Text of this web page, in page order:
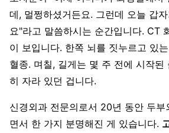
데, 멀쩡하셨거든요. 그런데 오늘 갑
요"라고 말씀하시는 순간입니다. CT
이 보입니다. 한쪽 뇌를 짓누르고 있
혈종. 며칠, 길게는 몇 주 전에 시작된
히 자라 있던 겁니다.
신경외과 전문의로서 20년 동안 두
면서 한 가지 분명해진 게 있습니다.